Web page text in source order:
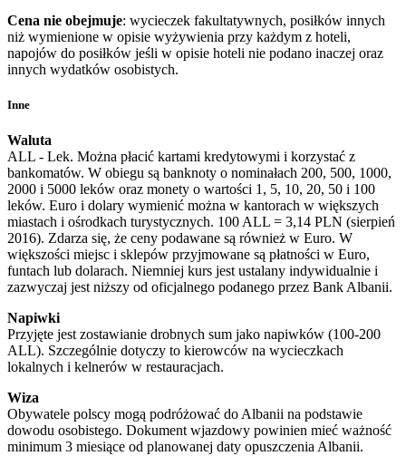
Cena nie obejmuje: wycieczek fakultatywnych, posiłków innych
niż wymienione w opisie wyżywienia przy każdym z hoteli,
napojów do posiłków jeśli w opisie hoteli nie podano inaczej oraz
innych wydatków osobistych.
Inne
Waluta
ALL - Lek. Można płacić kartami kredytowymi i korzystać z
bankomatów. W obiegu są banknoty o nominałach 200, 500, 1000,
2000 i 5000 leków oraz monety o wartości 1, 5, 10, 20, 50 i 100
leków. Euro i dolary wymienić można w kantorach w większych
miastach i ośrodkach turystycznych. 100 ALL = 3,14 PLN (sierpień
2016). Zdarza się, że ceny podawane są również w Euro. W
większości miejsc i sklepów przyjmowane są płatności w Euro,
funtach lub dolarach. Niemniej kurs jest ustalany indywidualnie i
zazwyczaj jest niższy od oficjalnego podanego przez Bank Albanii.
Napiwki
Przyjęte jest zostawianie drobnych sum jako napiwków (100-200
ALL). Szczególnie dotyczy to kierowców na wycieczkach
lokalnych i kelnerów w restauracjach.
Wiza
Obywatele polscy mogą podróżować do Albanii na podstawie
dowodu osobistego. Dokument wjazdowy powinien mieć ważność
minimum 3 miesiące od planowanej daty opuszczenia Albanii.